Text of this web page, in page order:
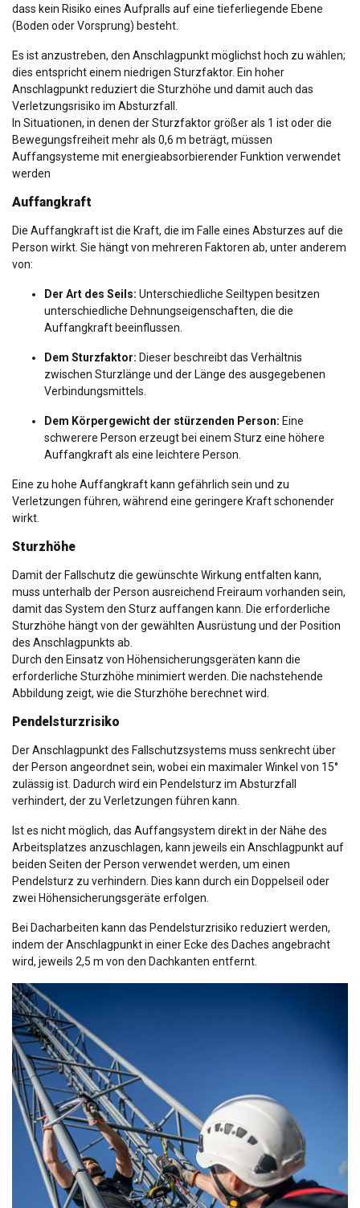
dass kein Risiko eines Aufpralls auf eine tieferliegende Ebene
(Boden oder Vorsprung) besteht.
Es ist anzustreben, den Anschlagpunkt möglichst hoch zu wählen;
dies entspricht einem niedrigen Sturzfaktor. Ein hoher
Anschlagpunkt reduziert die Sturzhöhe und damit auch das
Verletzungsrisiko im Absturzfall.
In Situationen, in denen der Sturzfaktor größer als 1 ist oder die
Bewegungsfreiheit mehr als 0,6 m beträgt, müssen
Auffangsysteme mit energieabsorbierender Funktion verwendet
werden
Auffangkraft
Die Auffangkraft ist die Kraft, die im Falle eines Absturzes auf die
Person wirkt. Sie hängt von mehreren Faktoren ab, unter anderem
von:
Der Art des Seils: Unterschiedliche Seiltypen besitzen
unterschiedliche Dehnungseigenschaften, die die
Auffangkraft beeinflussen.
Dem Sturzfaktor: Dieser beschreibt das Verhältnis
zwischen Sturzlänge und der Länge des ausgegebenen
Verbindungsmittels.
Dem Körpergewicht der stürzenden Person: Eine
schwerere Person erzeugt bei einem Sturz eine höhere
Auffangkraft als eine leichtere Person.
Eine zu hohe Auffangkraft kann gefährlich sein und zu
Verletzungen führen, während eine geringere Kraft schonender
wirkt.
Sturzhöhe
Damit der Fallschutz die gewünschte Wirkung entfalten kann,
muss unterhalb der Person ausreichend Freiraum vorhanden sein,
damit das System den Sturz auffangen kann. Die erforderliche
Sturzhöhe hängt von der gewählten Ausrüstung und der Position
des Anschlagpunkts ab.
Durch den Einsatz von Höhensicherungsgeräten kann die
erforderliche Sturzhöhe minimiert werden. Die nachstehende
Abbildung zeigt, wie die Sturzhöhe berechnet wird.
Pendelsturzrisiko
Der Anschlagpunkt des Fallschutzsystems muss senkrecht über
der Person angeordnet sein, wobei ein maximaler Winkel von 15°
zulässig ist. Dadurch wird ein Pendelsturz im Absturzfall
verhindert, der zu Verletzungen führen kann.
Ist es nicht möglich, das Auffangsystem direkt in der Nähe des
Arbeitsplatzes anzuschlagen, kann jeweils ein Anschlagpunkt auf
beiden Seiten der Person verwendet werden, um einen
Pendelsturz zu verhindern. Dies kann durch ein Doppelseil oder
zwei Höhensicherungsgeräte erfolgen.
Bei Dacharbeiten kann das Pendelsturzrisiko reduziert werden,
indem der Anschlagpunkt in einer Ecke des Daches angebracht
wird, jeweils 2,5 m von den Dachkanten entfernt.
ENGLISH TRANSLATION
Diese Webseite verwendet
Cookies.
Wir verwenden Cookies, um Inhalte und
Anzeigen zu personalisieren und unseren